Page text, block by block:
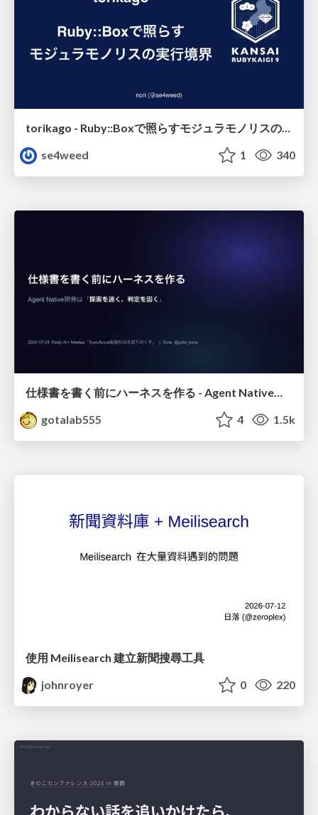
torikago - Ruby::Boxで照らすモジュラモノリスの実行境界
se4weed
1 340
仕様書を書く前にハーネスを作る - Agent Native開発は「探索を速く、判定を固く」
gotalab555
4 1.5k
使用 Meilisearch 建立新聞搜尋工具
johnroyer
0 220